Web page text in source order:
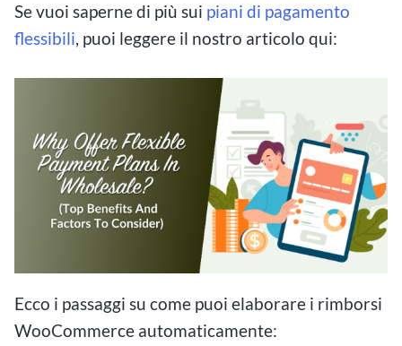
Se vuoi saperne di più sui piani di pagamento
flessibili, puoi leggere il nostro articolo qui:
Ecco i passaggi su come puoi elaborare i rimborsi
WooCommerce automaticamente: